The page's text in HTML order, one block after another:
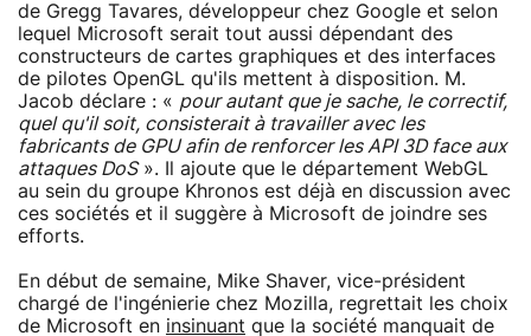
de Gregg Tavares, développeur chez Google et selon
lequel Microsoft serait tout aussi dépendant des
constructeurs de cartes graphiques et des interfaces
de pilotes OpenGL qu'ils mettent à disposition. M.
Jacob déclare : « pour autant que je sache, le correctif,
quel qu'il soit, consisterait à travailler avec les
fabricants de GPU afin de renforcer les API 3D face aux
attaques DoS». Il ajoute que le département WebGL
au sein du groupe Khronos est déjà en discussion avec
ces sociétés et il suggère à Microsoft de joindre ses
efforts.
En début de semaine, Mike Shaver, vice-président
chargé de l'ingénierie chez Mozilla, regrettait les choix
de Microsoft en insinuant que la société manquait de